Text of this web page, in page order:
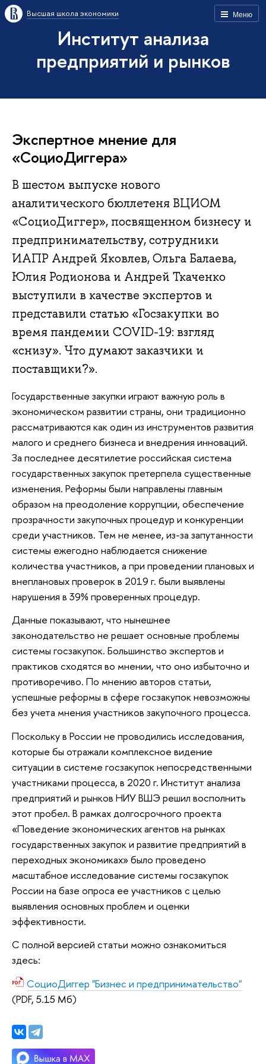
Меню
Высшая школа экономики
Институт анализа
предприятий и рынков
Экспертное мнение для
«СоциоДиггера»
В шестом выпуске нового
аналитического бюллетеня ВЦИОМ
«СоциоДиггер», посвященном бизнесу и
предпринимательству, сотрудники
ИАПР Андрей Яковлев, Ольга Балаева,
Юлия Родионова и Андрей Ткаченко
выступили в качестве экспертов и
представили статью «Госзакупки во
время пандемии COVID-19: взгляд
«снизу». Что думают заказчики и
поставщики?».
Государственные закупки играют важную роль в
экономическом развитии страны, они традиционно
рассматриваются как один из инструментов развития
малого и среднего бизнеса и внедрения инноваций.
За последнее десятилетие российская система
государственных закупок претерпела существенные
изменения. Реформы были направлены главным
образом на преодоление коррупции, обеспечение
прозрачности закупочных процедур и конкуренции
среди участников. Тем не менее, из-за запутанности
системы ежегодно наблюдается снижение
количества участников, а при проведении плановых и
внеплановых проверок в 2019 г. были выявлены
нарушения в 39% проверенных процедур.
Данные показывают, что нынешнее
законодательство не решает основные проблемы
системы госзакупок. Большинство экспертов и
практиков сходятся во мнении, что оно избыточно и
противоречиво. По мнению авторов статьи,
успешные реформы в сфере госзакупок невозможны
без учета мнения участников закупочного процесса.
Поскольку в России не проводились исследования,
которые бы отражали комплексное видение
ситуации в системе госзакупок непосредственными
участниками процесса, в 2020 г. Институт анализа
предприятий и рынков НИУ ВШЭ решил восполнить
этот пробел. В рамках долгосрочного проекта
«Поведение экономических агентов на рынках
государственных закупок и развитие предприятий в
переходных экономиках» было проведено
масштабное исследование системы госзакупок
России на базе опроса ее участников с целью
выявления основных проблем и оценки
эффективности.
С полной версией статьи можно ознакомиться
здесь:
СоциоДиггер "Бизнес и предпринимательство"
(PDF, 5.15 Мб)